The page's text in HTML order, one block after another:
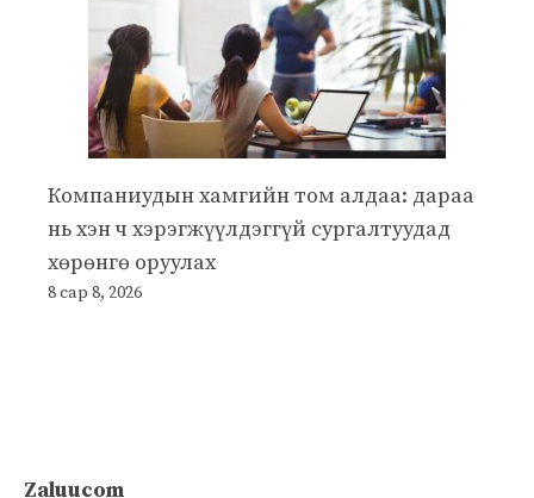
Компаниудын хамгийн том алдаа: дараа
нь хэн ч хэрэгжүүлдэггүй сургалтуудад
хөрөнгө оруулах
8 сар 8, 2026
Zaluucom